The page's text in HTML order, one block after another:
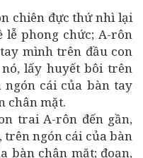
chiên đực thứ nhì lại
lễ phong chức; A-rôn
mình trên đầu con
lấy huyết bôi trên
cái của bàn tay
chân mặt.
trai A-rôn đến gần,
ngón cái của bàn
bàn chân mặt; đoạn,